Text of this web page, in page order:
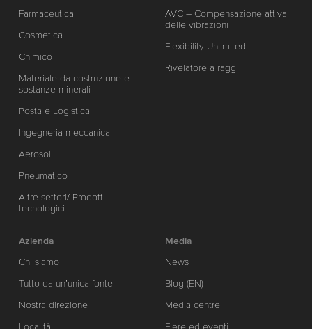
Farmaceutica
Cosmetica
Chimico
Materiale da costruzione e
sostanze minerali
Posta e Logistica
Ingegneria meccanica
Aerosol
Pneumatico
Altre settori/ Prodotti
tecnologici
AVC – Compensazione attiva
delle vibrazioni
Flexibility Unlimited
Rivelatore a raggi
Azienda
Chi siamo
Tutto da un’unica fonte
Nostra direzione
Media
News
Blog (EN)
Media centre